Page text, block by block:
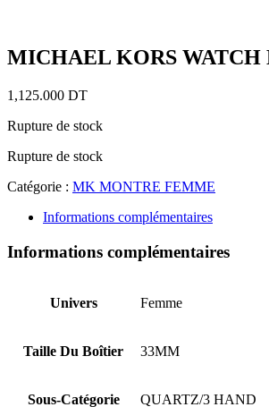
MICHAEL KORS WATCH
1,125.000 DT
Rupture de stock
Rupture de stock
Catégorie : MK MONTRE FEMME
Informations complémentaires
Informations complémentaires
Univers Femme
Taille Du Boîtier 33MM
Sous-Catégorie QUARTZ/3 HAND